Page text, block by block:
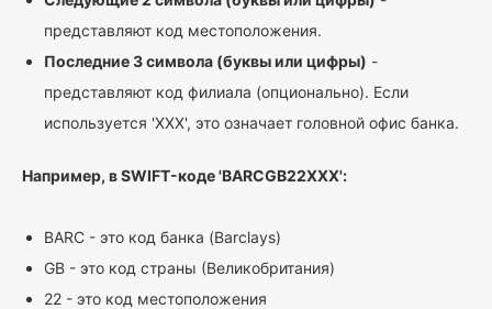
представляют код местоположения.
Последние 3 символа (буквы или цифры) -
представляют код филиала (опционально). Если
используется 'XXX', это означает головной офис банка.
Например, в SWIFT-коде 'BARCGB22XXX':
BARC - это код банка (Barclays)
GB - это код страны (Великобритания)
22 - это код местоположения